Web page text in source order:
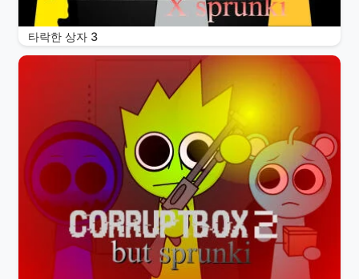
타락한 상자 3